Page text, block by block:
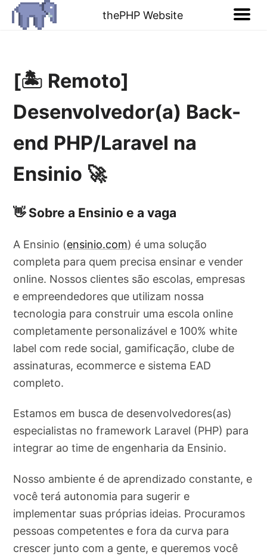
thePHP Website
[🏝️ Remoto]
Desenvolvedor(a) Back-
end PHP/Laravel na
Ensinio 🚀
👋 Sobre a Ensinio e a vaga
A Ensinio (ensinio.com) é uma solução
completa para quem precisa ensinar e vender
online. Nossos clientes são escolas, empresas
e empreendedores que utilizam nossa
tecnologia para construir uma escola online
completamente personalizável e 100% white
label com rede social, gamificação, clube de
assinaturas, ecommerce e sistema EAD
completo.
Estamos em busca de desenvolvedores(as)
especialistas no framework Laravel (PHP) para
integrar ao time de engenharia da Ensinio.
Nosso ambiente é de aprendizado constante, e
você terá autonomia para sugerir e
implementar suas próprias ideias. Procuramos
pessoas competentes e fora da curva para
crescer junto com a gente, e queremos você